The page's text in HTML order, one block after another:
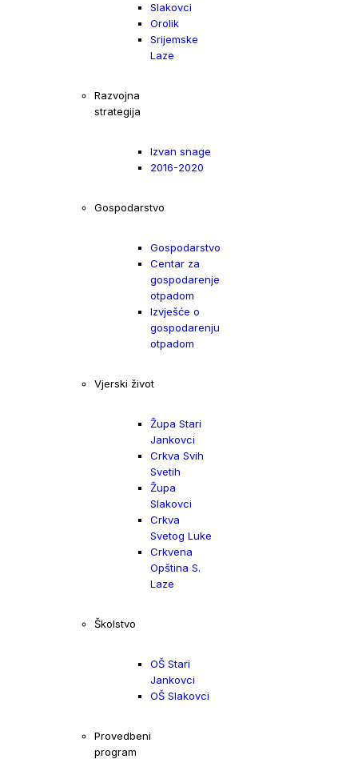
Slakovci
Orolik
Srijemske
Laze
Razvojna
strategija
Izvan snage
2016-2020
Gospodarstvo
Gospodarstvo
Centar za
gospodarenje
otpadom
Izvješće o
gospodarenju
otpadom
Vjerski život
Župa Stari
Jankovci
Crkva Svih
Svetih
Župa
Slakovci
Crkva
Svetog Luke
Crkvena
Opština S.
Laze
Školstvo
OŠ Stari
Jankovci
OŠ Slakovci
Provedbeni
program